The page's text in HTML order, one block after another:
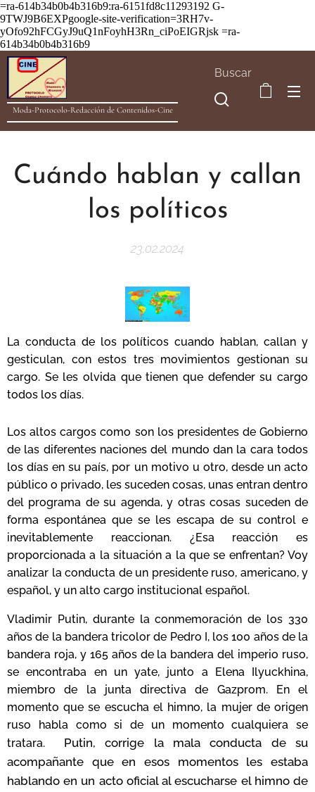
=ra-614b34b0b4b316b9:ra-6151fd8c11293192 G-
9TWJ9B6EXPgoogle-site-verification=3RH7v-
yOfo92hFCGyJ9uQ1nFoyhH3Rn_ciPoEIGRjsk =ra-
614b34b0b4b316b9
Moda-Protocolo-Redacción de Contenidos-Cine
Buscar
Cuándo hablan y callan
los políticos
23.02.2024
La conducta de los políticos cuando hablan, callan y
gesticulan, con estos tres movimientos gestionan su
cargo. Se les olvida que tienen que defender su cargo
todos los días.
Los altos cargos como son los presidentes de Gobierno
de las diferentes naciones del mundo dan la cara todos
los días en su país, por un motivo u otro, desde un acto
público o privado, les suceden cosas, unas entran dentro
del programa de su agenda, y otras cosas suceden de
forma espontánea que se les escapa de su control e
inevitablemente reaccionan. ¿Esa reacción es
proporcionada a la situación a la que se enfrentan? Voy
analizar la conducta de un presidente ruso, americano, y
español, y un alto cargo institucional español.
Vladimir Putin, durante la conmemoración de los 330
años de la bandera tricolor de Pedro I, los 100 años de la
bandera roja, y 165 años de la bandera del imperio ruso,
se encontraba en un yate, junto a Elena Ilyuckhina,
miembro de la junta directiva de Gazprom. En el
momento que se escucha el himno, la mujer de origen
ruso habla como si de un momento cualquiera se
tratara. Putin, corrige la mala conducta de su
acompañante que en esos momentos les estaba
hablando en un acto oficial al escucharse el himno de